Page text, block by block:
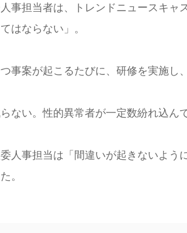
事担当者は、トレンドニュースキャ
はならない」。
事案が起こるたびに、研修を実施し
ない。性的異常者が一定数紛れ込ん
人事担当は「間違いが起きないよ
。